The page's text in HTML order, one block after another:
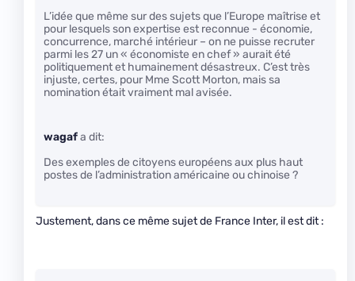
L’idée que même sur des sujets que l’Europe maîtrise et
pour lesquels son expertise est reconnue - économie,
concurrence, marché intérieur – on ne puisse recruter
parmi les 27 un « économiste en chef » aurait été
politiquement et humainement désastreux. C’est très
injuste, certes, pour Mme Scott Morton, mais sa
nomination était vraiment mal avisée.
wagafa dit:
Des exemples de citoyens européens aux plus haut
postes de l’administration américaine ou chinoise ?
Justement, dans ce même sujet de France Inter, il est dit :